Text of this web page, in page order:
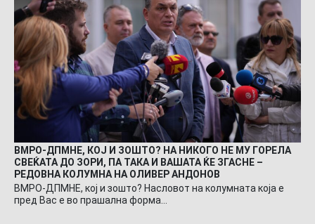
ВМРО-ДПМНЕ, КОЈ И ЗОШТО? НА НИКОГО НЕ МУ ГОРЕЛА
СВЕЌАТА ДО ЗОРИ, ПА ТАКА И ВАШАТА ЌЕ ЗГАСНЕ –
РЕДОВНА КОЛУМНА НА ОЛИВЕР АНДОНОВ
ВМРО-ДПМНЕ, кој и зошто? Насловот на колумната која е
пред Вас е во прашална форма…